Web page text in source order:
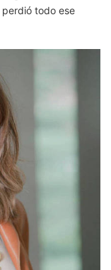
todo ese